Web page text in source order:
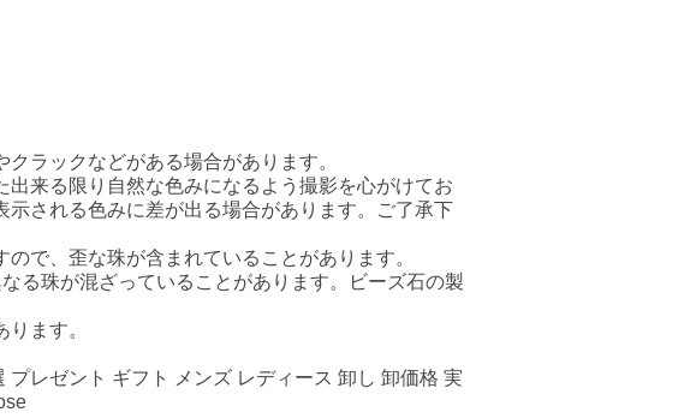
ラックなどがある場合があります。
来る限り自然な色みになるよう撮影を心がけてお
される色みに差が出る場合があります。ご了承下
で、歪な珠が含まれていることがあります。
る珠が混ざっていることがあります。ビーズ石の製
ます。
レゼント ギフト メンズ レディース 卸し 卸価格 実